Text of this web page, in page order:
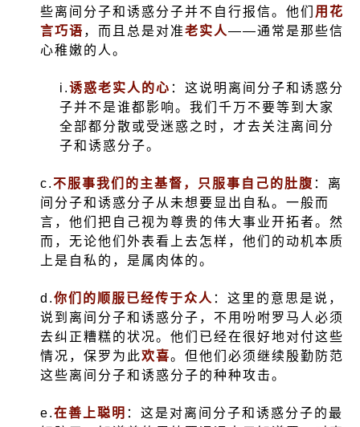
些离间分子和诱惑分子并不自行报信。他们 用花
言巧语 ，而且总是对准老实人——通常是那些信
心稚嫩的人。
i.诱惑老实人的心 ：这说明离间分子和诱惑分
子并不是谁都影响。我们千万不要等到大家
全部都分散或受迷惑之时，才去关注离间分
子和诱惑分子。
c.不服事我们的主基督，只服事自己的肚腹 ：离
间分子和诱惑分子从未想要显出自私。一般而
言，他们把自己视为尊贵的伟大事业开拓者。然
而，无论他们外表看上去怎样，他们的动机本质
上是自私的，是属肉体的。
d.你们的顺服已经传于众人 ：这里的意思是说，
说到离间分子和诱惑分子，不用吩咐罗马人必须
去纠正糟糕的状况。他们已经在很好地对付这些
情况，保罗为此欢喜。但他们必须继续殷勤防范
这些离间分子和诱惑分子的种种攻击。
e.在善上聪明 ：这是对离间分子和诱惑分子的最